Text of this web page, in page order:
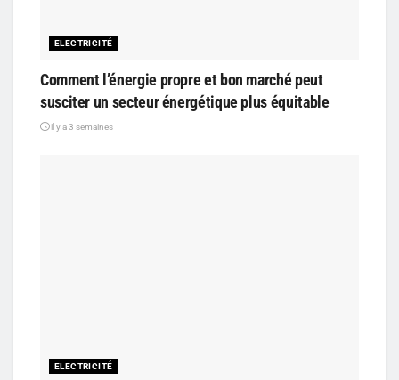
ELECTRICITÉ
Comment l’énergie propre et bon marché peut
susciter un secteur énergétique plus équitable
il y a 3 semaines
ELECTRICITÉ